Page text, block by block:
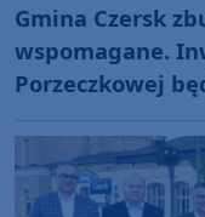
Gmina Czersk
wspomagane.
Porzeczkowej